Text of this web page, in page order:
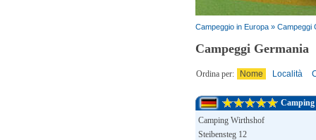
Campeggio in Europa » Campeggi
Campeggi Germania
Ordina per: Nome Località
Camping Wirthshof
Steibensteg 12